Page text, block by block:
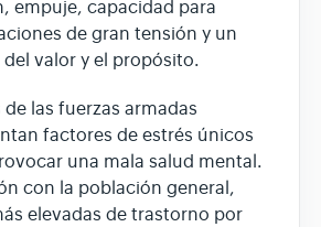
empuje, capacidad para
de gran tensión y un
valor y el propósito.
las fuerzas armadas
factores de estrés únicos
una mala salud mental.
con la población general,
elevadas de trastorno por